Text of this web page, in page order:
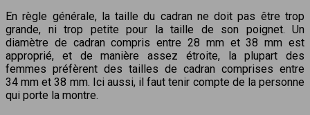
En règle générale, la taille du cadran ne doit pas être trop
grande, ni trop petite pour la taille de son poignet. Un
diamètre de cadran compris entre 28 mm et 38 mm est
approprié, et de manière assez étroite, la plupart des
femmes préfèrent des tailles de cadran comprises entre
34 mm et 38 mm. Ici aussi, il faut tenir compte de la personne
qui porte la montre.